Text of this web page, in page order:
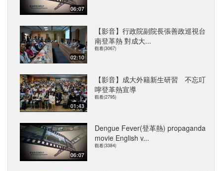
06:07
02:10
【影音】行政院副院長張善政巡視台
南登革熱 對成大...
觀看(3067)
01:43
【影音】成大外籍新生研習 不忘叮
嚀登革熱宣導
觀看(2795)
06:07
Dengue Fever(登革熱) propaganda
movie English v...
觀看(3384)